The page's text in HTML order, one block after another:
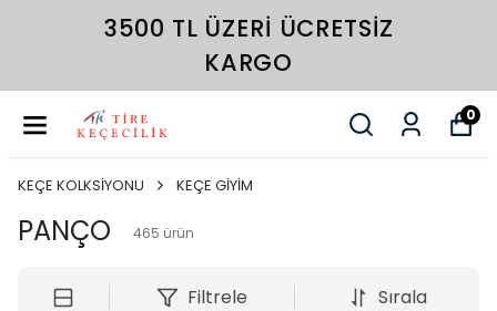
3500 TL ÜZERI ÜCRETSIZ
KARGO
0
KEÇE KOLKSİYONU KEÇE GİYİM
PANÇO 465 ürün
Filtrele Sırala